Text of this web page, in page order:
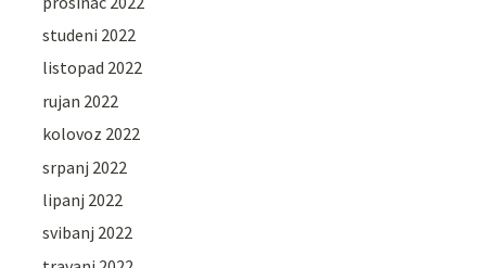
studeni 2022
listopad 2022
rujan 2022
kolovoz 2022
srpanj 2022
lipanj 2022
svibanj 2022